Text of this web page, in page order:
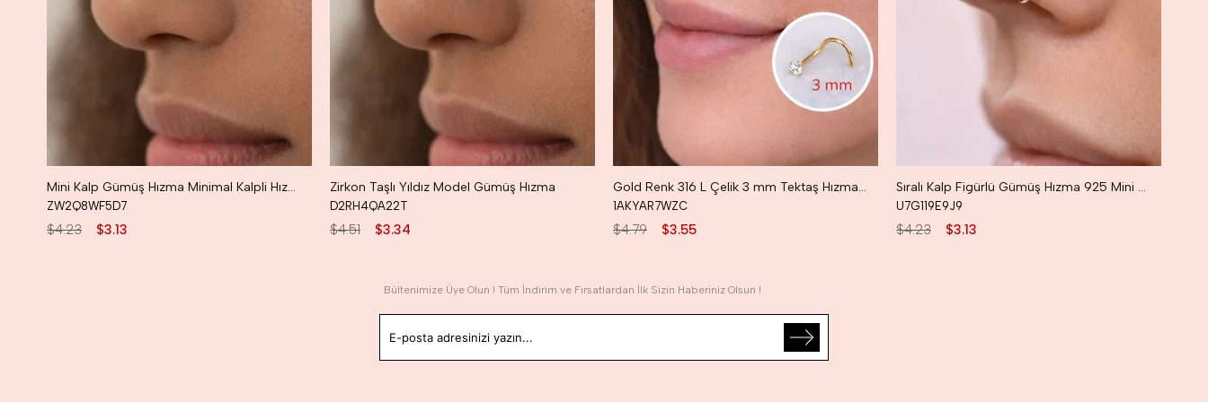
Mini Kalp Gümüş Hızma Minimal Kalpli Hızma
ZW2Q8WF5D7
$3.13
$4.23
Zirkon Taşlı Yıldız Model Gümüş Hızma
D2RH4QA22T
$3.34
$4.51
Gold Renk 316 L Çelik 3 mm Tektaş Hızma Arkası Kıvrımlı Düşmeyen Burun Piercingi
1AKYAR7WZC
$3.55
$4.79
Sıralı Kalp Figürlü Gümüş Hızma 925 Mini 3 Kalpli Hızma
U7G119E9J9
$3.13
$4.23
Bültenimize Üye Olun ! Tüm İndirim ve Fırsatlardan İlk Sizin Haberiniz Olsun !